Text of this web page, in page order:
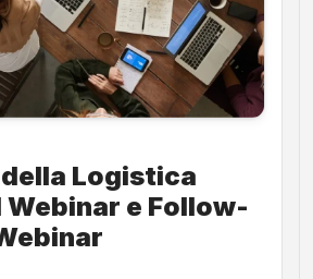
Logistica
Webinar e Follow-